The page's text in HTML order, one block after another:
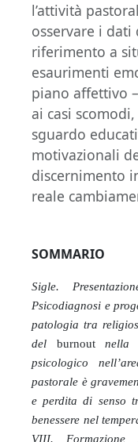
l’attività
osservare i
riferimento a
esaurimenti
piano affettivo
ai casi
sguardo
motivazionali
discernimento
reale
SOMMARIO
Sigle.
Psicodiagnosi e
patologia tra
del burnoutnella
psicologico
pastorale è
e perdita di senso
benessere nel
VIII. Formazione